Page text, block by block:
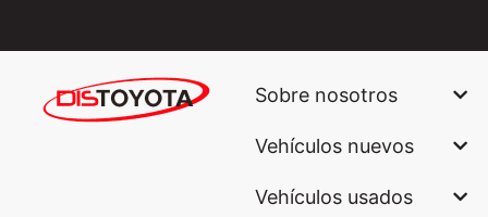
Sobre nosotros
Vehículos nuevos
Vehículos usados